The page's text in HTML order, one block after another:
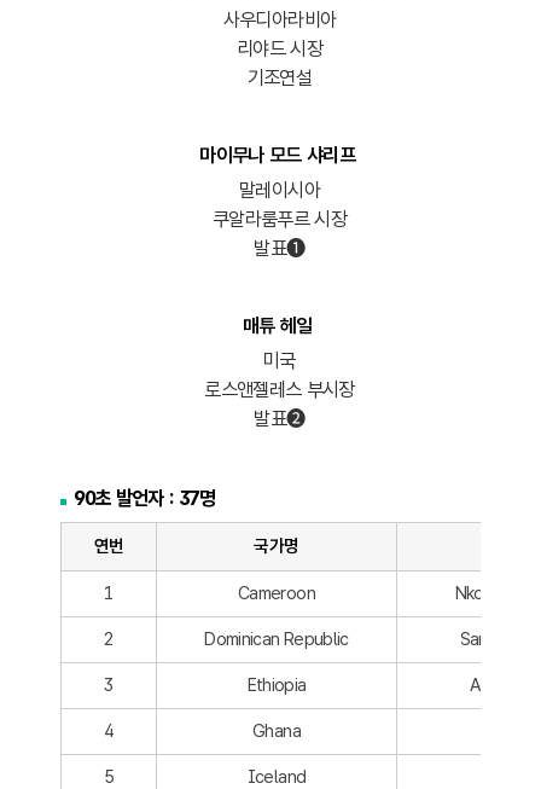
사우디아라비아
리야드 시장
기조연설
마이무나 모드 샤리프
말레이시아
쿠알라룸푸르 시장
발표➊
매튜 헤일
미국
로스앤젤레스 부시장
발표➋
90초 발언자 : 37명
연번 국가명
1 Cameroon
2 Dominican Republic Santo
3 Ethiopia Addis
4 Ghana
5 Iceland